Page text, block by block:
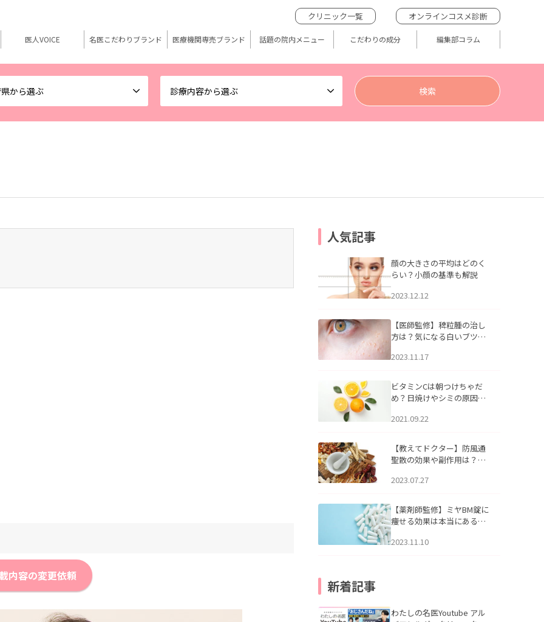
から選ぶ 診療内容から選ぶ
クリニック一覧 オンラインコスメ診断
医人VOICE 名医こだわりブランド 医療機関専売ブランド 話題の院内メニュー こだわりの成分 編集部コラム
内容の変更依頼
人気記事
顔の大きさの平均はどのく
らい？小顔の基準も解説
2023.12.12
【医師監修】稗粒腫の治し
方は？気になる白いブツブ
アについて
2023.11.17
ビタミンCは朝つけちゃだ
め？日焼けやシミの原因に
2021.09.22
【教えてドクター】防風通
聖散の効果や副作用は？長
2023.07.27
【薬剤師監修】ミヤBM錠に
痩せる効果は本当にある
2023.11.10
新着記事
わたしの名医Youtube アル